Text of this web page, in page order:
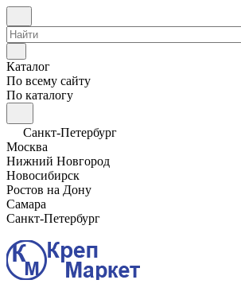
Каталог
По всему сайту
По каталогу
Санкт-Петербург
Москва
Нижний Новгород
Новосибирск
Ростов на Дону
Самара
Санкт-Петербург